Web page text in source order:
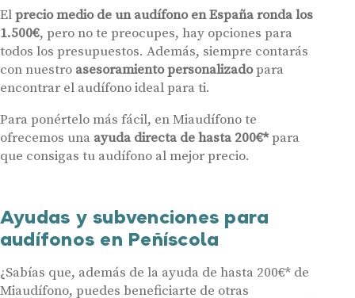
Elprecio medio de un audífono en España ronda los
1.500€, pero no te preocupes, hay opciones para
todos los presupuestos. Además, siempre contarás
con nuestro asesoramiento personalizadopara
encontrar el audífono ideal para ti.
Para ponértelo más fácil, en Miaudífono te
ofrecemos una ayuda directa de hasta 200€*para
que consigas tu audífono al mejor precio.
Ayudas y subvenciones para
audífonos en Peñíscola
¿Sabías que, además de la ayuda de hasta 200€* de
Miaudífono, puedes beneficiarte de otras
Acepto recibir comunicaciones comerciales por parte de Miaudífono
y sus colaboradores según se detalla en nuestras Condiciones de uso
Acepto la cesión de estos datos a empresas colaboradoras de
Miaudífono para poder ofrecer los servicios solicitados, según se
detalla en nuestrasCondiciones de uso .
Política de Privacidad.